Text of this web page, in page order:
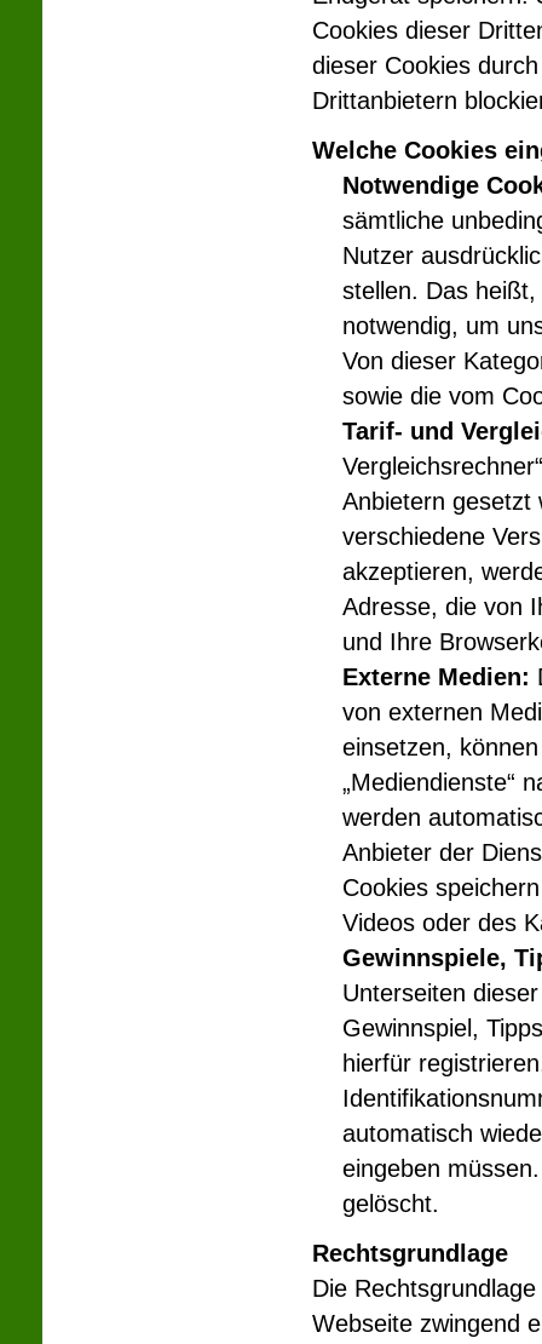
Cookies dieser
dieser Cookies
Drittanbietern
Welche Cookies
Notwendige
sämtliche
Nutzer
stellen. Das
notwendig, um
Von dieser
sowie die vom
Tarif- und
Anbietern gesetzt
verschiedene
akzeptieren,
Adresse, die von
und Ihre
Externe Medien:
von externen
einsetzen,
„Mediendienste“
werden
Anbieter der
Cookies
Videos oder des
Gewinnspiele,
Unterseiten
Gewinnspiel,
hierfür
automatisch
eingeben
gelöscht.
Rechtsgrundlage
Die
Webseite zwingend